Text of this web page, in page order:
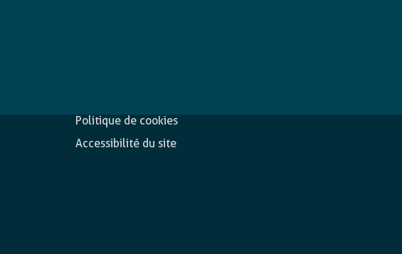
Politique de cookies
Accessibilité du site